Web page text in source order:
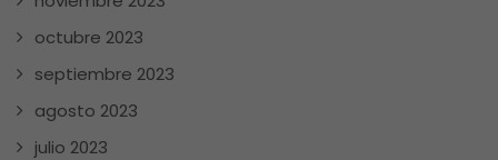
octubre 2023
septiembre 2023
agosto 2023
julio 2023